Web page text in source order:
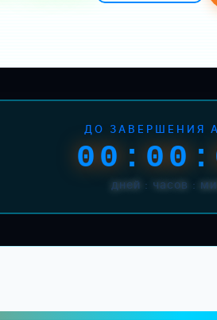
ДО ЗАВЕРШЕНИЯ
дней : часов :